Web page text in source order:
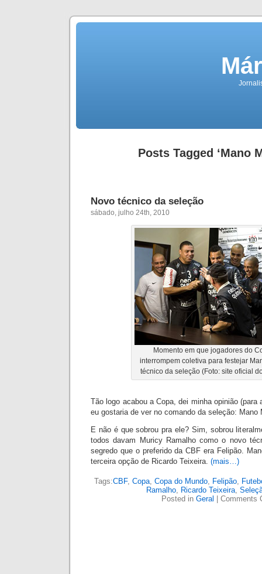
Posts Tagged ‘Mano
Novo técnico da seleção
sábado, julho 24th, 2010
Momento em que jogadores do
interrompem coletiva para festejar
técnico da seleção (Foto: site oficial
Tão logo acabou a Copa, dei minha opinião (para
eu gostaria de ver no comando da seleção: Mano
E não é que sobrou pra ele? Sim, sobrou
todos davam Muricy Ramalho como o novo
segredo que o preferido da CBF era Felipão.
terceira opção de Ricardo Teixeira. (mais…)
Tags:CBF, Copa, Copa do Mundo, Felipão,
Ramalho, Ricardo Teixeira,
Posted in Geral Comments